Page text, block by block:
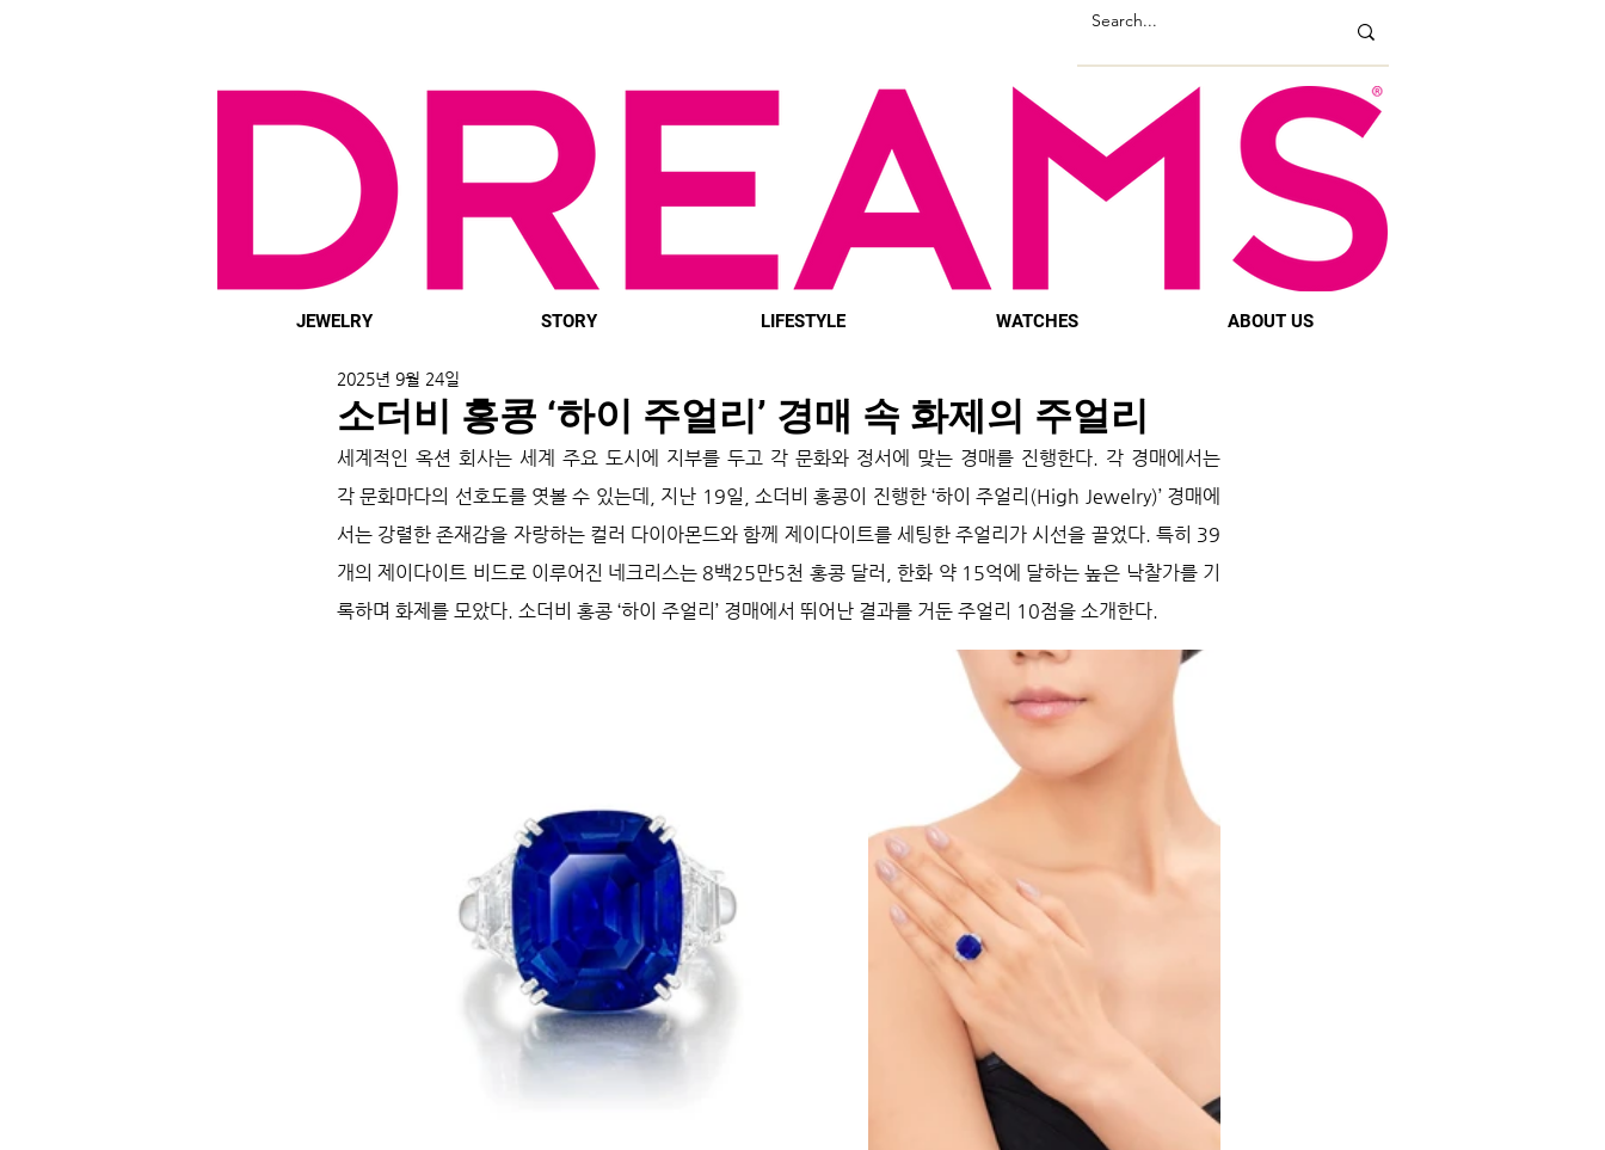
JEWELRY STORY LIFESTYLE WATCHES ABOUT US
소더비 홍콩 ‘하이 주얼리’ 경매 속 화제의 주얼리
2025년 9월 24일
세계적인 옥션 회사는 세계 주요 도시에 지부를 두고 각 문화와 정서에 맞는 경매를 진행한다. 각 경매에서는
각 문화마다의 선호도를 엿볼 수 있는데, 지난 19일, 소더비 홍콩이 진행한 ‘하이 주얼리(High Jewelry)’ 경매에
서는 강렬한 존재감을 자랑하는 컬러 다이아몬드와 함께 제이다이트를 세팅한 주얼리가 시선을 끌었다. 특히 39
개의 제이다이트 비드로 이루어진 네크리스는 8백25만5천 홍콩 달러, 한화 약 15억에 달하는 높은 낙찰가를 기
록하며 화제를 모았다. 소더비 홍콩 ‘하이 주얼리’ 경매에서 뛰어난 결과를 거둔 주얼리 10점을 소개한다.